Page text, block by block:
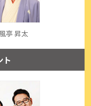
亭 昇太
ト